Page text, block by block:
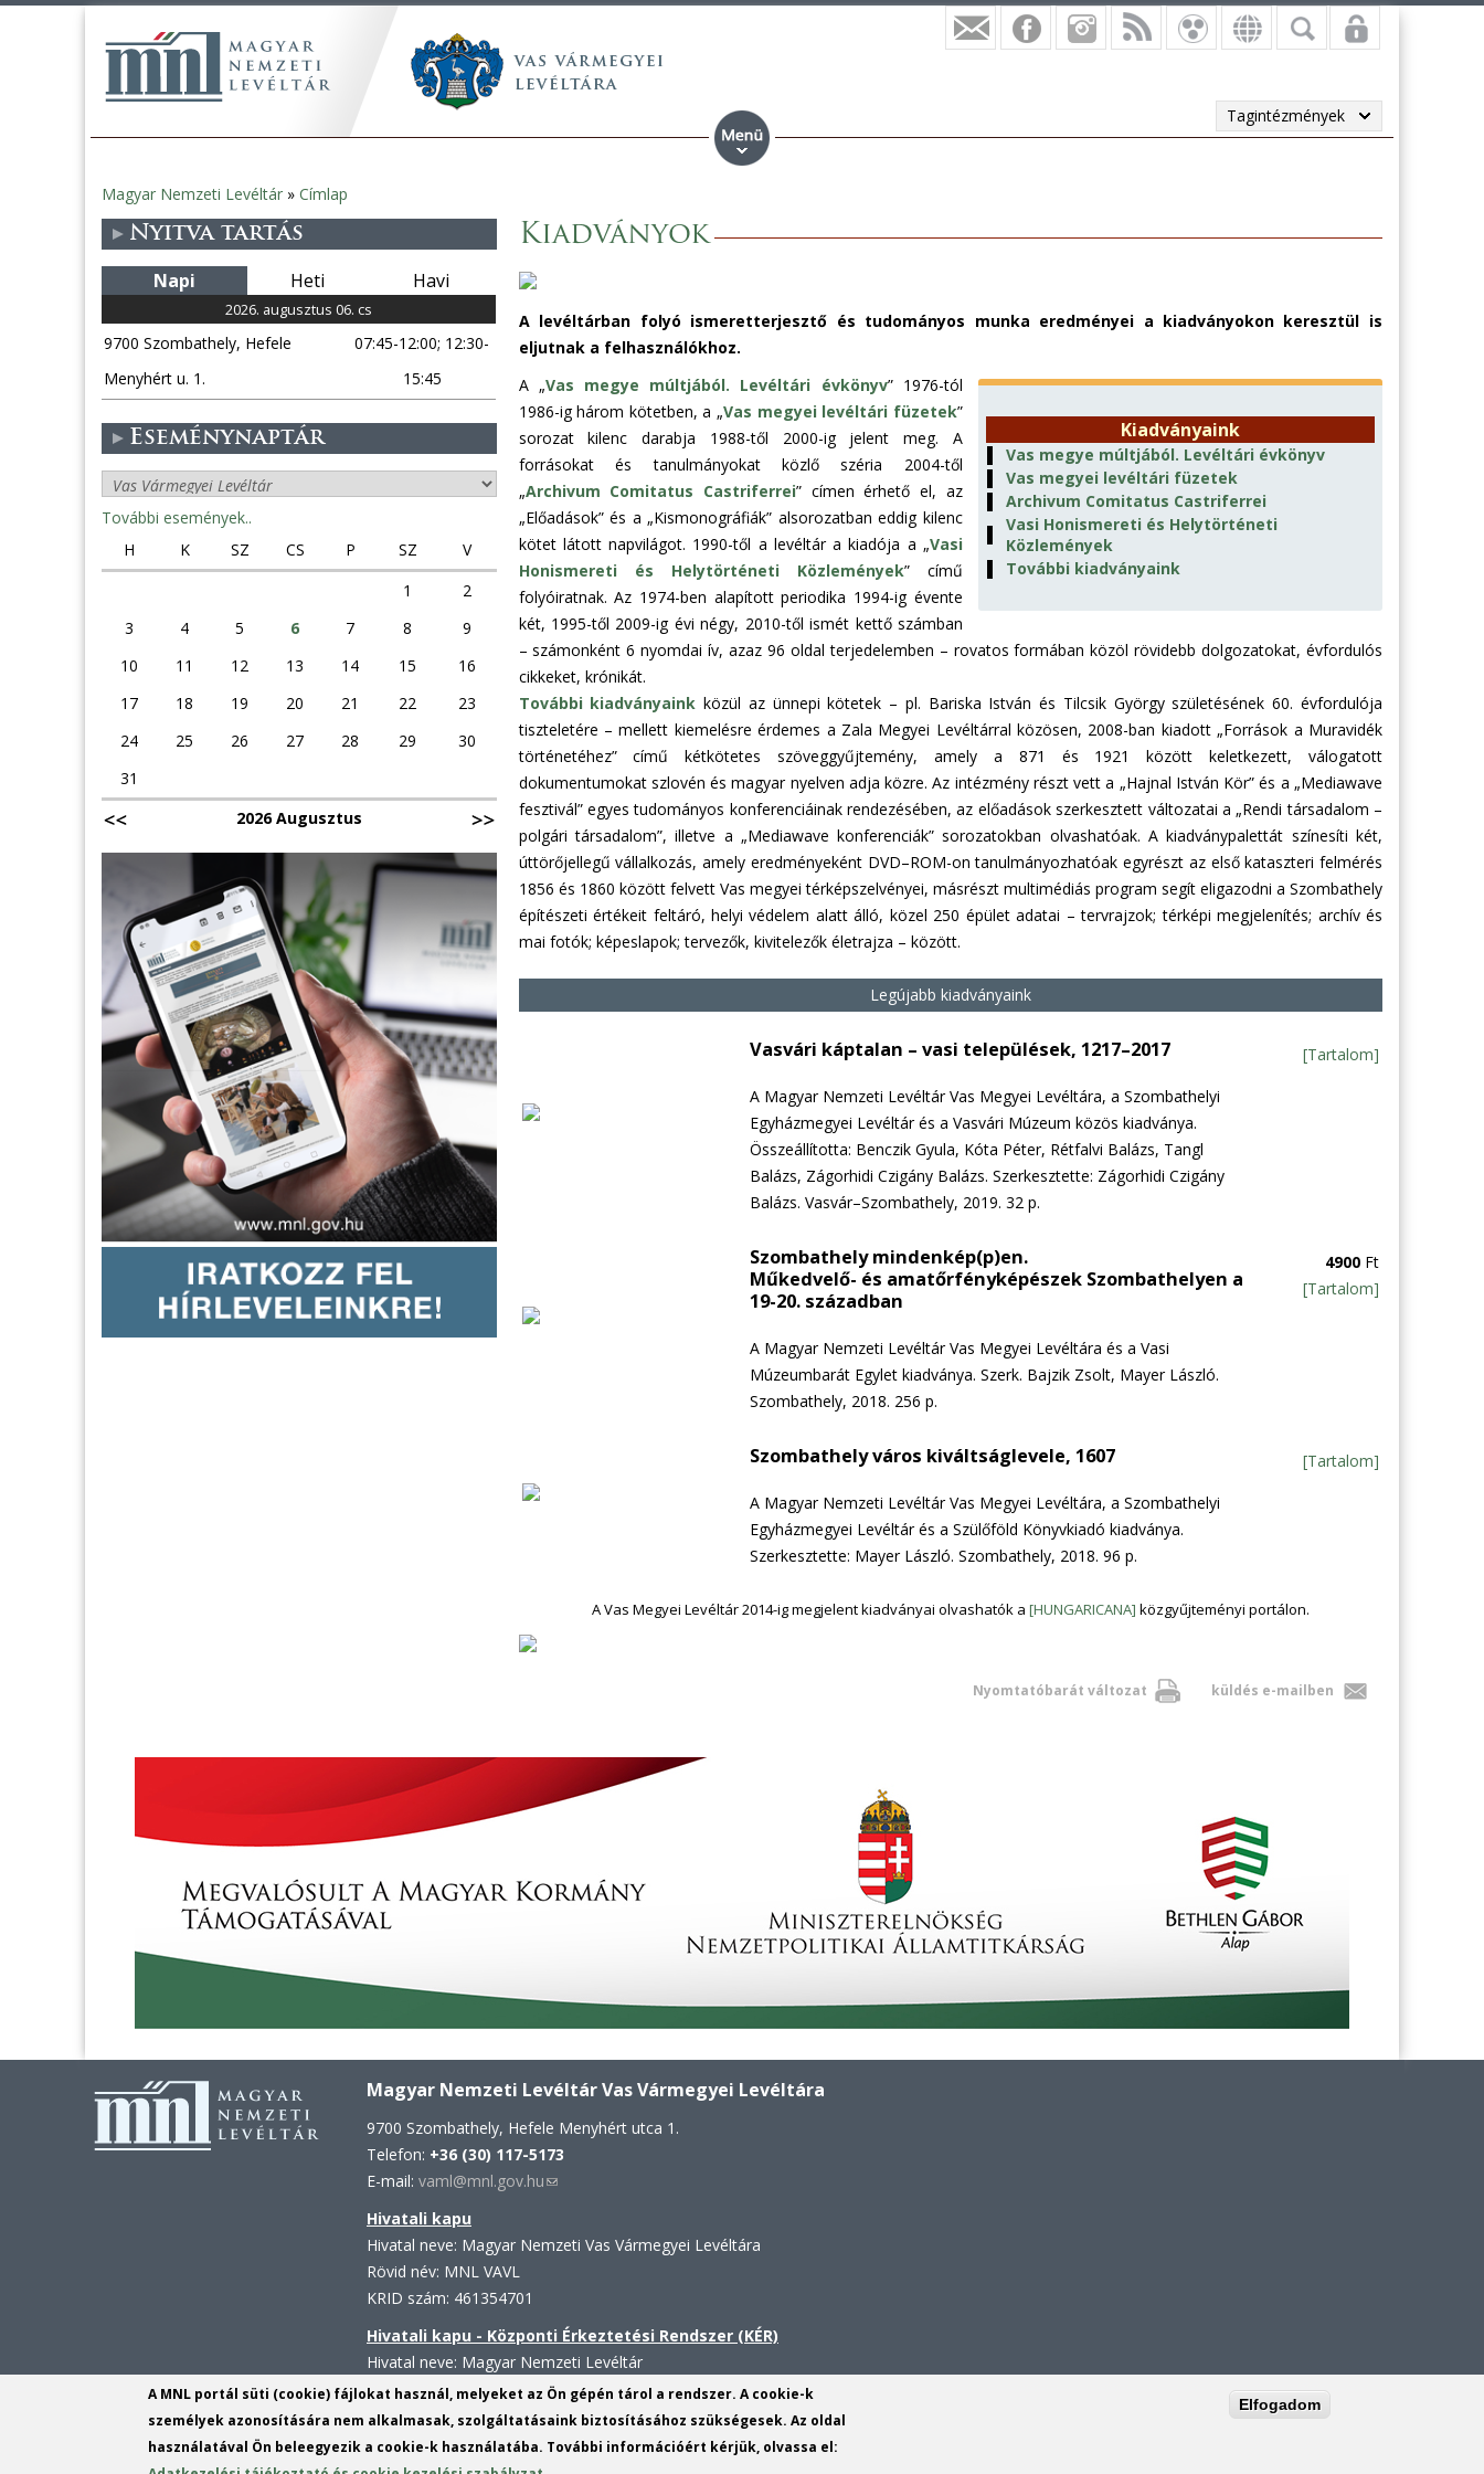
Tagintézmények
Jelenlegi
hely
Magyar Nemzeti Levéltár » Címlap
Kiadványok
A levéltárban folyó ismeretterjesztő és tudományos munka eredményei a kiadványokon keresztül is
eljutnak a felhasználókhoz.
Kiadványaink
Vas megye múltjából. Levéltári évkönyv
Vas megyei levéltári füzetek
Archivum Comitatus Castriferrei
Vasi Honismereti és Helytörténeti
Közlemények
További kiadványaink
A „Vas megye múltjából. Levéltári évkönyv” 1976-tól
1986-ig három kötetben, a „Vas megyei levéltári füzetek”
sorozat kilenc darabja 1988-től 2000-ig jelent meg. A
forrásokat és tanulmányokat közlő széria 2004-től
„Archivum Comitatus Castriferrei” címen érhető el, az
„Előadások” és a „Kismonográfiák” alsorozatban eddig kilenc
kötet látott napvilágot. 1990-től a levéltár a kiadója a „Vasi
Honismereti és Helytörténeti Közlemények” című
folyóiratnak. Az 1974-ben alapított periodika 1994-ig évente
két, 1995-től 2009-ig évi négy, 2010-től ismét kettő számban
– számonként 6 nyomdai ív, azaz 96 oldal terjedelemben – rovatos formában közöl rövidebb dolgozatokat, évfordulós
cikkeket, krónikát.
További kiadványaink közül az ünnepi kötetek – pl. Bariska István és Tilcsik György születésének 60. évfordulója
tiszteletére – mellett kiemelésre érdemes a Zala Megyei Levéltárral közösen, 2008-ban kiadott „Források a Muravidék
történetéhez” című kétkötetes szöveggyűjtemény, amely a 871 és 1921 között keletkezett, válogatott
dokumentumokat szlovén és magyar nyelven adja közre. Az intézmény részt vett a „Hajnal István Kör” és a „Mediawave
fesztivál” egyes tudományos konferenciáinak rendezésében, az előadások szerkesztett változatai a „Rendi társadalom –
polgári társadalom”, illetve a „Mediawave konferenciák” sorozatokban olvashatóak. A kiadványpalettát színesíti két,
úttörőjellegű vállalkozás, amely eredményeként DVD–ROM-on tanulmányozhatóak egyrészt az első kataszteri felmérés
1856 és 1860 között felvett Vas megyei térképszelvényei, másrészt multimédiás program segít eligazodni a Szombathely
építészeti értékeit feltáró, helyi védelem alatt álló, közel 250 épület adatai – tervrajzok; térképi megjelenítés; archív és
mai fotók; képeslapok; tervezők, kivitelezők életrajza – között.
Legújabb kiadványaink
Vasvári káptalan – vasi települések, 1217–2017
A Magyar Nemzeti Levéltár Vas Megyei Levéltára, a Szombathelyi
Egyházmegyei Levéltár és a Vasvári Múzeum közös kiadványa.
Összeállította: Benczik Gyula, Kóta Péter, Rétfalvi Balázs, Tangl
Balázs, Zágorhidi Czigány Balázs. Szerkesztette: Zágorhidi Czigány
Balázs. Vasvár–Szombathely, 2019. 32 p.
[Tartalom]
Szombathely mindenkép(p)en.
Műkedvelő- és amatőrfényképészek Szombathelyen a
19-20. században
A Magyar Nemzeti Levéltár Vas Megyei Levéltára és a Vasi
Múzeumbarát Egylet kiadványa. Szerk. Bajzik Zsolt, Mayer László.
Szombathely, 2018. 256 p.
4900Ft
[Tartalom]
Szombathely város kiváltságlevele, 1607
A Magyar Nemzeti Levéltár Vas Megyei Levéltára, a Szombathelyi
Egyházmegyei Levéltár és a Szülőföld Könyvkiadó kiadványa.
Szerkesztette: Mayer László. Szombathely, 2018. 96 p.
[Tartalom]
A Vas Megyei Levéltár 2014-ig megjelent kiadványai olvashatók a [HUNGARICANA] közgyűjteményi portálon.
Nyomtatóbarát változat küldés e-mailben
Nyitva tartás
Napi Heti Havi
2026. augusztus 06. cs
9700 Szombathely, Hefele
Menyhért u. 1.
07:45-12:00; 12:30-
15:45
Eseménynaptár
További események..
H
K SZ CS P SZ
V
1
2
3
4 5 6 7 8
9
10
11 12 13 14 15
16
17
18 19 20 21 22
23
24
25 26 27 28 29
30
31
2026 Augusztus
Magyar Nemzeti Levéltár Vas Vármegyei Levéltára
9700 Szombathely, Hefele Menyhért utca 1.
Telefon: +36 (30) 117-5173
E-mail: vaml@mnl.gov.hu(link
Hivatali kapu
Hivatal neve: Magyar Nemzeti Vas Vármegyei Levéltára
Rövid név: MNL VAVL
KRID szám: 461354701
Hivatali kapu - Központi Érkeztetési Rendszer (KÉR)
Hivatal neve: Magyar Nemzeti Levéltár
Rövid név: MNL VAVL
KRID szám: 113809158
A MNL portál süti (cookie) fájlokat használ, melyeket az Ön gépén tárol a rendszer. A cookie-k
személyek azonosítására nem alkalmasak, szolgáltatásaink biztosításához szükségesek. Az oldal
használatával Ön beleegyezik a cookie-k használatába. További információért kérjük, olvassa el:
Elfogadom